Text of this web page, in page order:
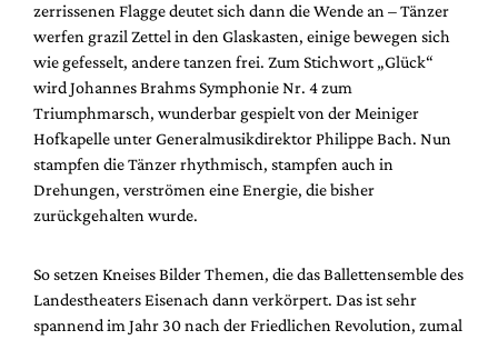
zerrissenen Flagge deutet sich dann die Wende an – Tänzer
werfen grazil Zettel in den Glaskasten, einige bewegen sich
wie gefesselt, andere tanzen frei. Zum Stichwort „Glück“
wird Johannes Brahms Symphonie Nr. 4 zum
Triumphmarsch, wunderbar gespielt von der Meiniger
Hofkapelle unter Generalmusikdirektor Philippe Bach. Nun
stampfen die Tänzer rhythmisch, stampfen auch in
Drehungen, verströmen eine Energie, die bisher
zurückgehalten wurde.
So setzen Kneises Bilder Themen, die das Ballettensemble des
Landestheaters Eisenach dann verkörpert. Das ist sehr
spannend im Jahr 30 nach der Friedlichen Revolution, zumal